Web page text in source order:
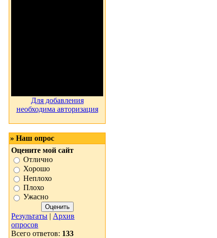
Для добавления
необходима авторизация
» Наш опрос
Оцените мой сайт
Отлично
Хорошо
Неплохо
Плохо
Ужасно
Результаты | Архив
опросов
Всего ответов: 133